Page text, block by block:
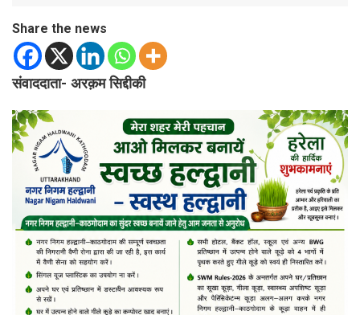
Share the news
संवाददाता- अरक़म सिद्दीकी